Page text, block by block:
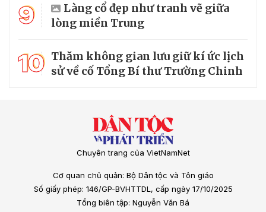
9
Làng cổ đẹp như tranh vẽ giữa
lòng miền Trung
10 Thăm không gian lưu giữ kí ức lịch
sử về cố Tổng Bí thư Trường Chinh
Chuyên trang của VietNamNet
Cơ quan chủ quản: Bộ Dân tộc và Tôn giáo
Số giấy phép: 146/GP-BVHTTDL, cấp ngày 17/10/2025
Tổng biên tập: Nguyễn Văn Bá